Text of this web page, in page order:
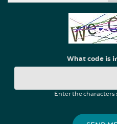
What code is
Enter the characters